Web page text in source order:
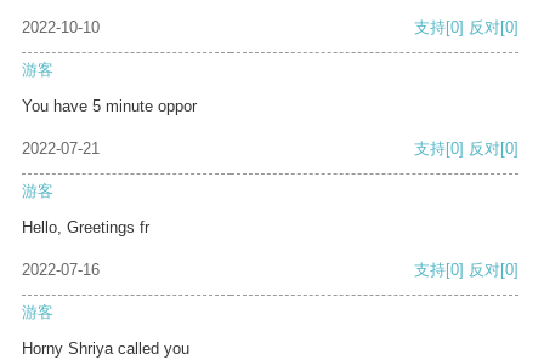
2022-10-10 支持[0] 反对[0]
游客
You have 5 minute oppor
2022-07-21 支持[0] 反对[0]
游客
Hello, Greetings fr
2022-07-16 支持[0] 反对[0]
游客
Horny Shriya called you